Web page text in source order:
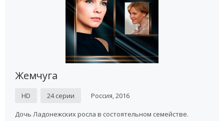
Жемчуга
HD 24 серии Россия, 2016
Дочь Ладонежских росла в состоятельном семействе.